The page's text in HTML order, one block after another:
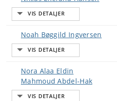
Noah Bøggild Ingversen
Nora Alaa Eldin
Mahmoud Abdel-Hak